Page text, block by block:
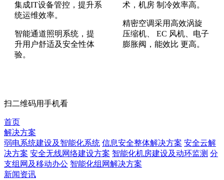
集成IT设备管控，提升系
统运维效率。
智能通道照明系统，提
升用户舒适及安全性体
验。
术，机房 制冷效率高。
精密空调采用高效涡旋
压缩机、 EC 风机、电子
膨胀阀，能效比 更高。
扫二维码用手机看
首页
解决方案
弱电系统建设及智能化系统 信息安全整体解决方案 安全云解
决方案 安全无线网络建设方案 智能化机房建设及动环监测 分
支组网及移动办公 智能化组网解决方案
新闻资讯